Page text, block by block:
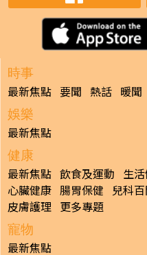
時事
最新焦點 要聞 熱話 暖聞
娛樂
最新焦點
健康
最新焦點 飲食及運動 生
心臟健康 腸胃保健 兒科
皮膚護理 更多專題
寵物
最新焦點